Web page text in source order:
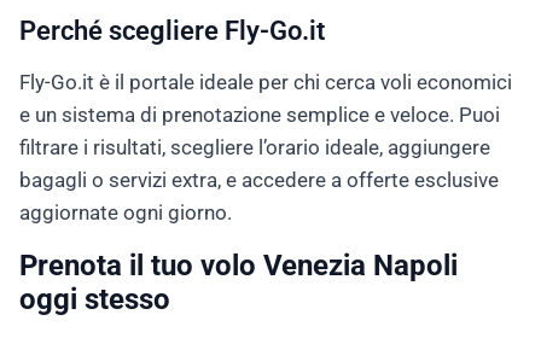
Perché scegliere Fly-Go.it
Fly-Go.it è il portale ideale per chi cerca voli economici
e un sistema di prenotazione semplice e veloce. Puoi
filtrare i risultati, scegliere l’orario ideale, aggiungere
bagagli o servizi extra, e accedere a offerte esclusive
aggiornate ogni giorno.
Prenota il tuo volo Venezia Napoli
oggi stesso